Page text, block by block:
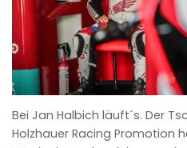
Bei Jan Halbich läuft´s. Der
Holzhauer Racing Promotion